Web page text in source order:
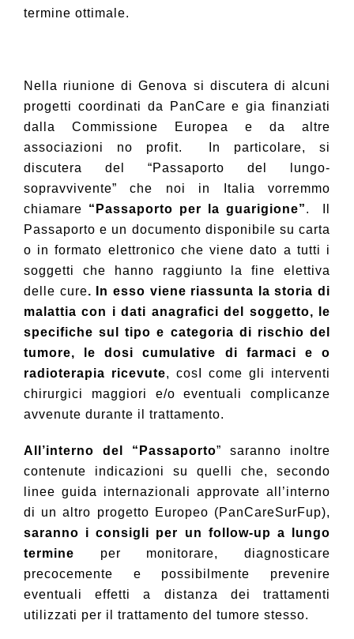
termine ottimale.
Nella riunione di Genova si discutera di alcuni
progetti coordinati da PanCare e gia finanziati
dalla Commissione Europea e da altre
associazioni no profit.
In particolare, si
discutera del “Passaporto del lungo-
sopravvivente” che noi in Italia vorremmo
chiamare “Passaporto per la guarigione”.
Passaporto e un documento disponibile su carta
o in formato elettronico che viene dato a tutti i
soggetti che hanno raggiunto la fine elettiva
delle cure. In esso viene riassunta la storia di
malattia con i dati anagrafici del soggetto, le
specifiche sul tipo e categoria di rischio del
tumore, le dosi cumulative di farmaci e o
radioterapia ricevute, cosI come gli interventi
chirurgici maggiori e/o eventuali complicanze
avvenute durante il trattamento.
All’interno del “Passaporto” saranno inoltre
contenute indicazioni su quelli che, secondo
linee guida internazionali approvate all’interno
di un altro progetto Europeo (PanCareSurFup),
saranno i consigli per un follow-up a lungo
termine per monitorare, diagnosticare
precocemente e possibilmente prevenire
eventuali effetti a distanza dei trattamenti
utilizzati per il trattamento del tumore stesso.